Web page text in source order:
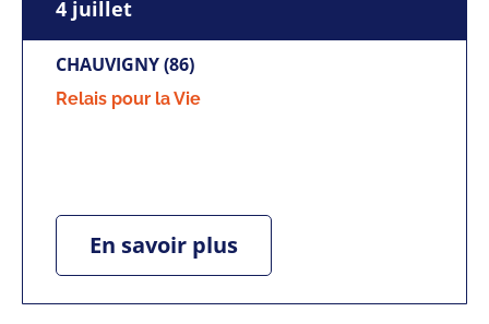
4 juillet
CHAUVIGNY (86)
Relais pour la Vie
En savoir plus